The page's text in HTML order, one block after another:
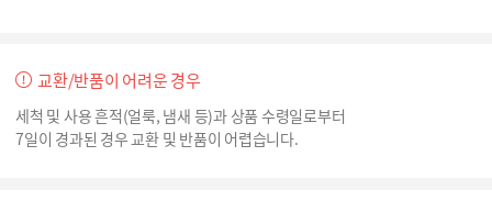
교환/반품이 어려운 경우
세척 및 사용 흔적(얼룩, 냄새 등)과 상품 수령일로부터
7일이 경과된 경우 교환 및 반품이 어렵습니다.